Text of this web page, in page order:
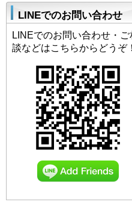
LINEでのお問い合わせ
LINEでのお問い合わせ・ご
談などはこちらからどうぞ！